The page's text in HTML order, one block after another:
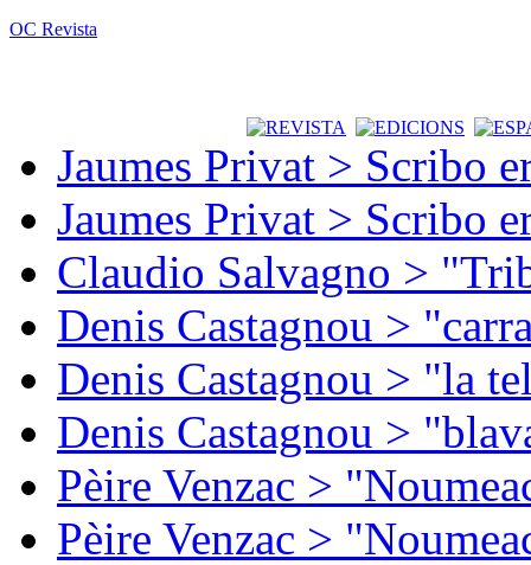
OC Revista
Jaumes Privat > Scribo
Jaumes Privat > Scribo
Claudio Salvagno >
Denis Castagnou >
Denis Castagnou > "la
Denis Castagnou >
Pèire Venzac >
Pèire Venzac >